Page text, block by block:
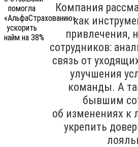
Компания
как
привлечения,
сотрудников:
связь от
улучшения
команды. А
бывшим
об изменениях к
укрепить